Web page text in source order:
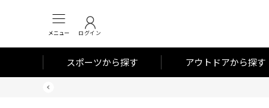
メニュー ログイン
スポーツから探す アウトドアから探す